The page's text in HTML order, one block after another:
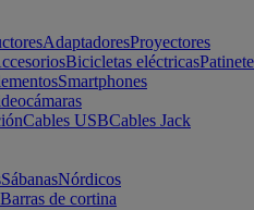
AdaptadoresProyectores
Bicicletas eléctricas
Smartphones
Cables USBCables Jack
SábanasNórdicos
Barras de cortina